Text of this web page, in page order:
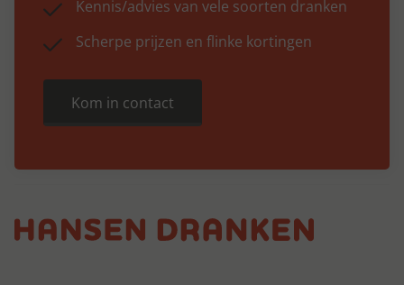
Kennis/advies van vele soorten dranken
Scherpe prijzen en flinke kortingen
Kom in contact